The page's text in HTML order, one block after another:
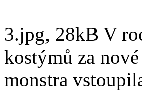
3.jpg, 28kB V
kostýmů za
monstra